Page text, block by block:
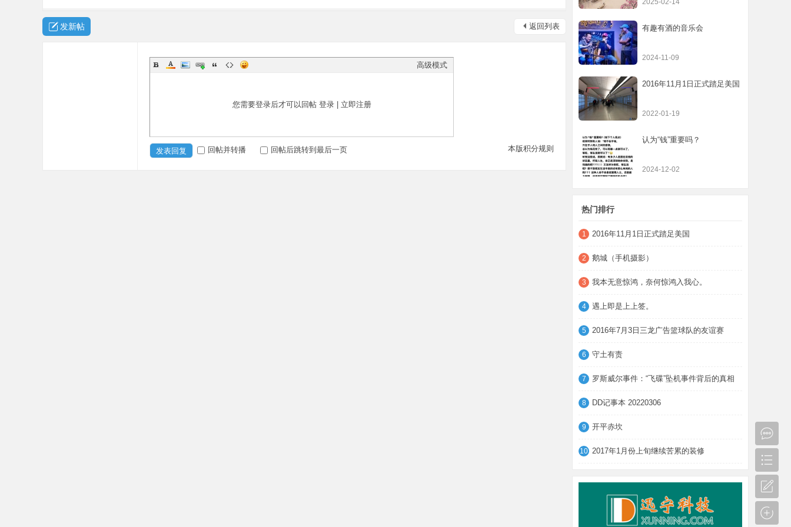
返回列表
发新帖
高级模式
您需要登录后才可以回帖 登录| 立即注册
本版积分规则
发表回复 回帖并转播 回帖后跳转到最后一页
2025-02-14
有趣有酒的音乐会
2024-11-09
2016年11月1日正式踏足美国
2022-01-19
认为“钱”重要吗？
2024-12-02
热门排行
1 2016年11月1日正式踏足美国
2 鹅城（手机摄影）
3 我本无意惊鸿，奈何惊鸿入我心。
4 遇上即是上上签。
5 2016年7月3日三龙广告篮球队的友谊赛
6 守土有责
7 罗斯威尔事件：“飞碟”坠机事件背后的真相
8 DD记事本 20220306
9 开平赤坎
10 2017年1月份上旬继续苦累的装修